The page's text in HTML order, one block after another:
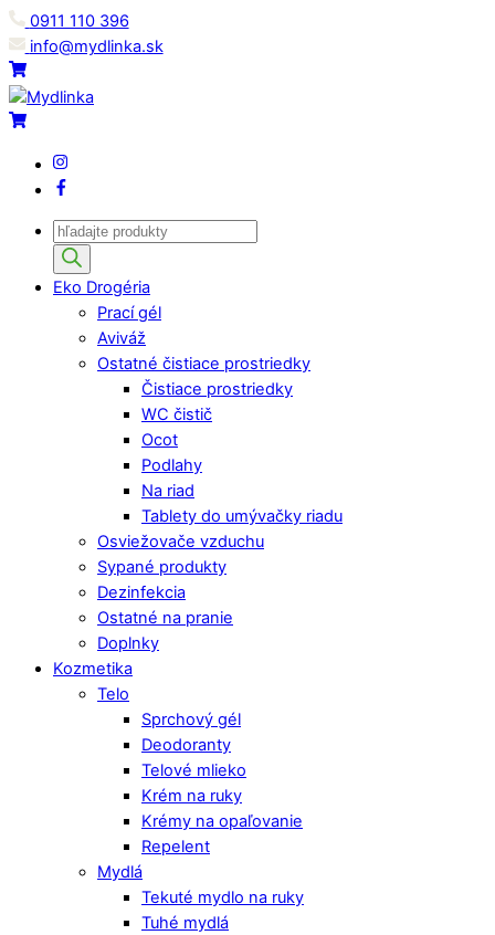
Skip
to
content
0911 110 396
info@mydlinka.sk
Menu
Cart
Cart
Products
search
Eko Drogéria
Prací gél
Aviváž
Ostatné čistiace prostriedky
Čistiace prostriedky
WC čistič
Ocot
Podlahy
Na riad
Tablety do umývačky riadu
Osviežovače vzduchu
Sypané produkty
Dezinfekcia
Ostatné na pranie
Doplnky
Kozmetika
Telo
Sprchový gél
Deodoranty
Telové mlieko
Krém na ruky
Krémy na opaľovanie
Repelent
Mydlá
Tekuté mydlo na ruky
Tuhé mydlá